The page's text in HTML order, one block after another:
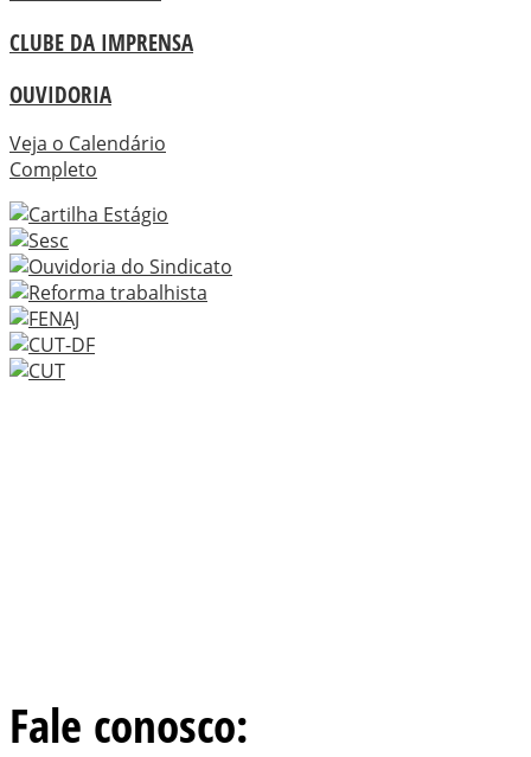
CLUBE DA IMPRENSA
OUVIDORIA
Veja o Calendário
Completo
Fale conosco: